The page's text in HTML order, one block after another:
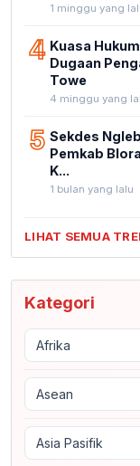
1 minggu yang
4 Kuasa
Dugaan
Towe
4 minggu yang
5 Sekdes
Pemkab
K...
1 bulan yang lalu
LIHAT SEMUA
Kategori
Afrika
Asean
Asia Pasifik